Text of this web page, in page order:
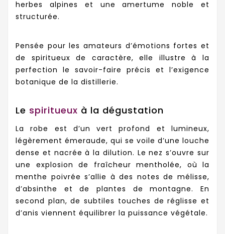
herbes alpines et une amertume noble et
structurée.
Pensée pour les amateurs d’émotions fortes et
de spiritueux de caractère, elle illustre à la
perfection le savoir-faire précis et l’exigence
botanique de la distillerie.
Le spiritueux à la dégustation
La robe est d’un vert profond et lumineux,
légèrement émeraude, qui se voile d’une louche
dense et nacrée à la dilution. Le nez s’ouvre sur
une explosion de fraîcheur mentholée, où la
menthe poivrée s’allie à des notes de mélisse,
d’absinthe et de plantes de montagne. En
second plan, de subtiles touches de réglisse et
d’anis viennent équilibrer la puissance végétale.